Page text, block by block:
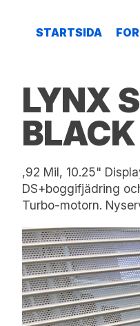
STARTSIDA
LYNX
BLACK
,92 Mil, 10.25"
DS+boggifjädring
Turbo-motorn.